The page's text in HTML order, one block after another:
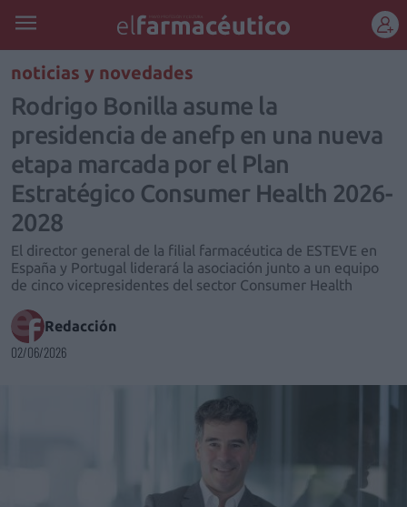
REGÍSTRATE
noticias y novedades
Rodrigo Bonilla asume la
presidencia de anefp en una nueva
etapa marcada por el Plan
Estratégico Consumer Health 2026-
2028
El director general de la filial farmacéutica de ESTEVE en
España y Portugal liderará la asociación junto a un equipo
de cinco vicepresidentes del sector Consumer Health
Redacción
02/06/2026